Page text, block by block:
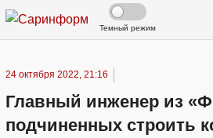
Темный режим
24 октября 2022, 21:16
Главный инженер из
подчиненных строить